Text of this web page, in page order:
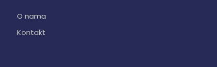
O nama
Kontakt